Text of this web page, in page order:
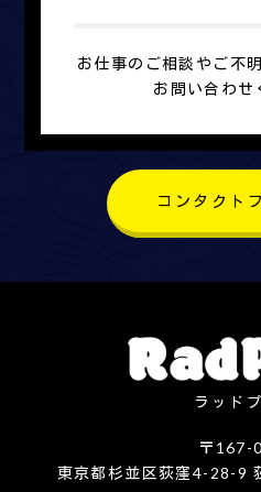
お仕事のご相談やご不
お問い合わせ
コンタクト
ラッド
〒167-
東京都杉並区荻窪4-28-9